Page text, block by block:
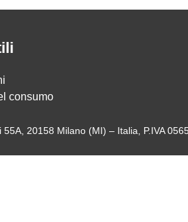
consumo
20158 Milano (MI) – Italia, P.IVA